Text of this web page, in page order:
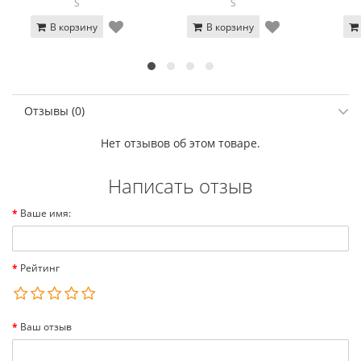
В корзину
В корзину
Отзывы (0)
Нет отзывов об этом товаре.
Написать отзыв
Ваше имя:
Рейтинг
Ваш отзыв